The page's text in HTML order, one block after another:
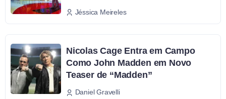
Jéssica Meireles
Nicolas Cage Entra em Campo
Como John Madden em Novo
Teaser de “Madden”
Daniel Gravelli